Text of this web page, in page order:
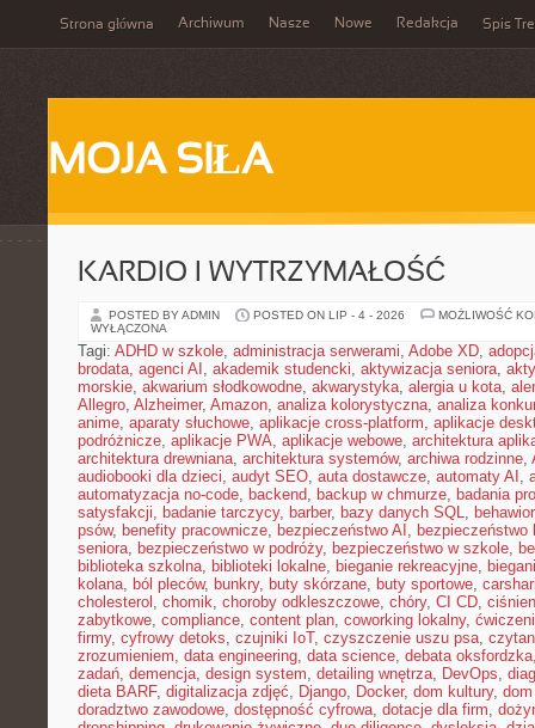
Strona główna Archiwum Nasze Nowe Redakcja Spis
MOJA SIŁA
KARDIO I WYTRZYMAŁOŚĆ
POSTED BY ADMIN POSTED ON LIP - 4 - 2026
MOŻLIWOŚĆ
WYŁĄCZONA
Tagi: ADHD w szkole, administracja serwerami, Adobe XD,
brodata, agenci AI , akademik studencki, aktywizacja seniora,
morskie, akwarium słodkowodne, akwarystyka, alergia u kota,
Allegro, Alzheimer, Amazon, analiza kolorystyczna, analiza
anime, aparaty słuchowe, aplikacje cross-platform, aplikacje
podróżnicze, aplikacje PWA, aplikacje webowe, architektura
architektura drewniana, architektura systemów, archiwa rodzinne,
audiobooki dla dzieci, audyt SEO, auta dostawcze, automaty AI ,
automatyzacja no-code, backend, backup w chmurze, badania
satysfakcji, badanie tarczycy, barber, bazy danych SQL,
psów, benefity pracownicze, bezpieczeństwo AI , bezpieczeństwo
seniora, bezpieczeństwo w podróży, bezpieczeństwo w szkole,
biblioteka szkolna, biblioteki lokalne, bieganie rekreacyjne,
kolana, ból pleców, bunkry, buty skórzane, buty sportowe,
cholesterol , chomik, choroby odkleszczowe, chóry, CI CD,
zabytkowe, compliance, content plan, coworking lokalny,
firmy, cyfrowy detoks, czujniki IoT, czyszczenie uszu psa,
zrozumieniem, data engineering, data science, debata oksfordzka
zadań, demencja, design system, detailing wnętrza, DevOps,
dieta BARF, digitalizacja zdjęć, Django, Docker, dom kultury,
doradztwo zawodowe, dostępność cyfrowa, dotacje dla firm,